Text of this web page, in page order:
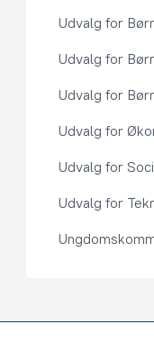
Udvalg for
Udvalg for
Udvalg for
Udvalg for
Udvalg for
Udvalg for